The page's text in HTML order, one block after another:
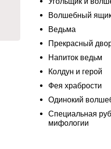
Волшебный
Ведьма
Прекрасный
Напиток ведьм
Колдун и герой
Фея храбрости
Одинокий
Специальная
мифологии